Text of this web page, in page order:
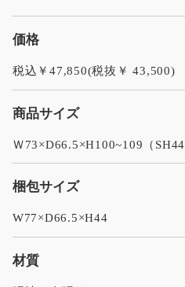
価格
税込￥47,850(税抜￥ 43,500)
商品サイズ
Ｗ73×D66.5×H100~109（
梱包サイズ
W77×D66.5×H44
材質